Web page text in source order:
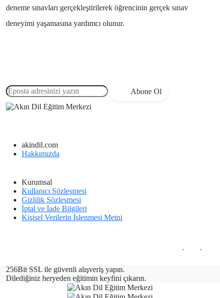
deneme sınavları gerçekleştirilerek öğrencinin gerçek sınav
deneyimi yaşamasına yardımcı olunur.
Abone Ol
akindil.com
Hakkımızda
Kurumsal
Kullanıcı Sözleşmesi
Gizlilik Sözleşmesi
İptal ve İade Bilgileri
Kişisel Verilerin İşlenmesi Metni
256Bit SSL ile güvenli alışveriş yapın.
Dilediğiniz heryeden eğitimin keyfini çıkarın.